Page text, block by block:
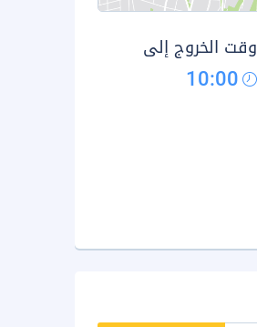
وقت الخروج إلى
10:00